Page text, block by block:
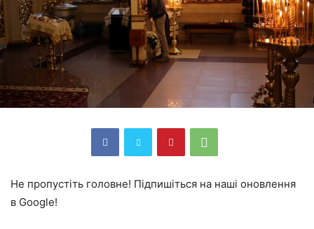
Не пропустіть головне! Підпишіться на наші оновлення
в Google!